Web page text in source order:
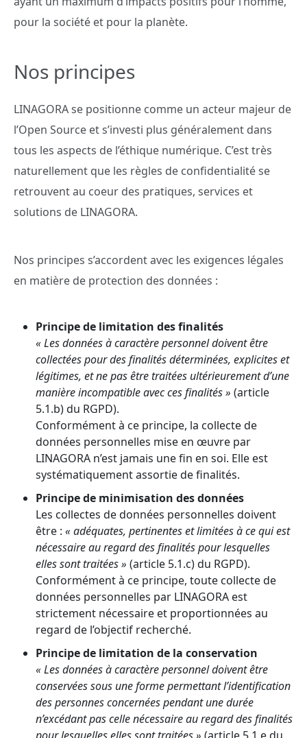
pour la société et pour la planète.
Nos principes
LINAGORA se positionne comme un acteur majeur de
l’Open Source et s’investi plus généralement dans
tous les aspects de l’éthique numérique. C’est très
naturellement que les règles de confidentialité se
retrouvent au coeur des pratiques, services et
solutions de LINAGORA.
Nos principes s’accordent avec les exigences légales
en matière de protection des données :
Principe de limitation des finalités
« Les données à caractère personnel doivent être
collectées pour des finalités déterminées, explicites et
légitimes, et ne pas être traitées ultérieurement d’une
manière incompatible avec ces finalités » (article
5.1.b) du RGPD).
Conformément à ce principe, la collecte de
données personnelles mise en œuvre par
LINAGORA n’est jamais une fin en soi. Elle est
systématiquement assortie de finalités.
Principe de minimisation des données
Les collectes de données personnelles doivent
être : « adéquates, pertinentes et limitées à ce qui est
nécessaire au regard des finalités pour lesquelles
elles sont traitées » (article 5.1.c) du RGPD).
Conformément à ce principe, toute collecte de
données personnelles par LINAGORA est
strictement nécessaire et proportionnées au
regard de l’objectif recherché.
Principe de limitation de la conservation
« Les données à caractère personnel doivent être
conservées sous une forme permettant l’identification
des personnes concernées pendant une durée
n’excédant pas celle nécessaire au regard des finalités